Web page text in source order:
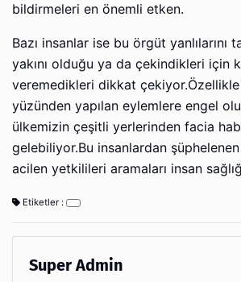
bildirmeleri en önemli etken.
Bazı insanlar ise bu örgüt yanlılarını
yakını olduğu ya da çekindikleri için
veremedikleri dikkat
yüzünden yapılan eylemlere engel
ülkemizin çeşitli yerlerinden facia
gelebiliyor.Bu insanlardan
acilen yetkilileri aramaları insan
Etiketler :
Super Admin